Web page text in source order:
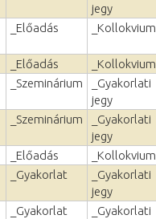
jegy
_Előadás _Kollokvium
_Előadás
_Kollokvium
_Szeminárium
_Gyakorlati
jegy
_Szeminárium
_Gyakorlati
jegy
_Előadás
_Kollokvium
_Gyakorlat
_Gyakorlati
jegy
_Gyakorlat
_Gyakorlati